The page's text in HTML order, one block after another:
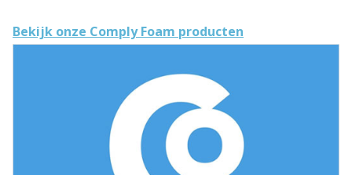
Bekijk onze Comply Foam producten